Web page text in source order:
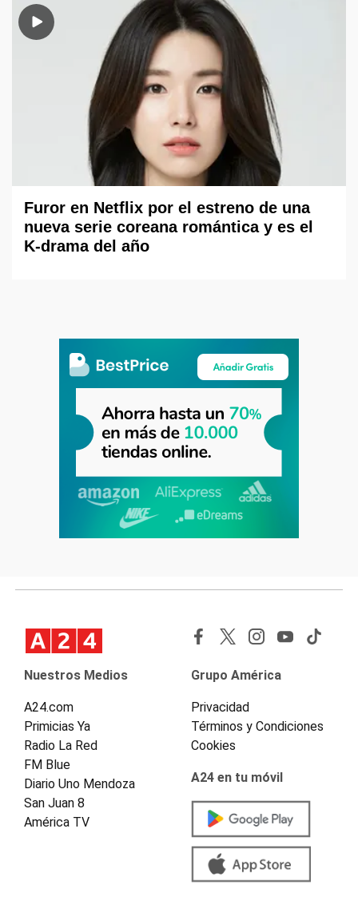
Furor en Netflix por el estreno de una
nueva serie coreana romántica y es el
K-drama del año
Nuestros Medios
A24.com
Primicias Ya
Radio La Red
FM Blue
Diario Uno Mendoza
San Juan 8
América TV
Grupo América
Privacidad
Términos y Condiciones
Cookies
A24 en tu móvil